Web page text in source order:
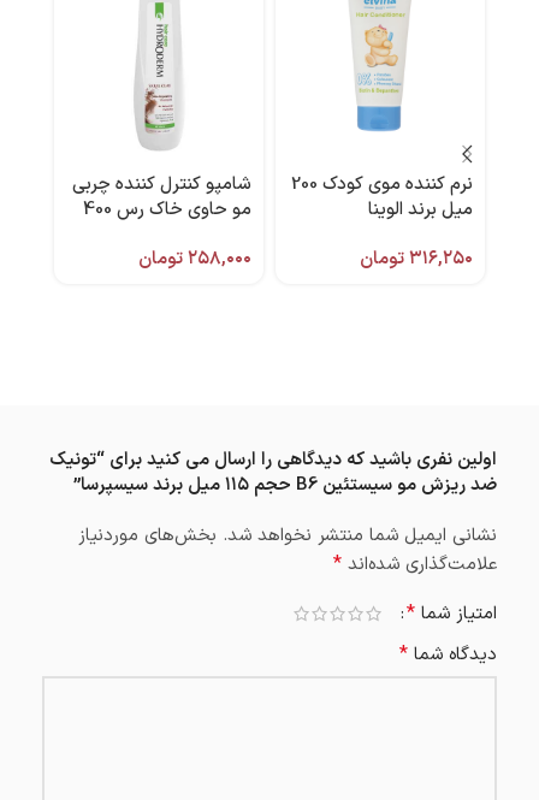
نرم کننده موی کودک 200
میل برند الوینا
۳۱۶,۲۵۰تومان
شامپو کنترل کننده چربی
مو حاوی خاک رس 400
۲۵۸,۰۰۰تومان
اولین نفری باشید که دیدگاهی را ارسال می کنید برای “تونیک
ضد ریزش مو سیستئین B6 حجم ۱۱۵ میل برند سیسپرسا”
نشانی ایمیل شما منتشر نخواهد شد. بخش‌های موردنیاز
علامت‌گذاری شده‌اند *
امتیاز شما *
دیدگاه شما *